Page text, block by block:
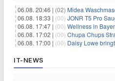
06.08. 20:46 | (02) Midea Waschmaschine 8
06.08. 18:33 | (00) JONR T5 Pro
06.08. 17:47 | (00) Wellness in Bayern: 2
06.08. 17:02 | (00) Chupa Chups
06.08. 17:00 | (00) Daisy Lowe
IT-NEWS